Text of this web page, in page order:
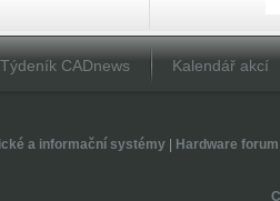
Týdeník CADnews Kalendář akcí
a informační systémy| Hardware forum